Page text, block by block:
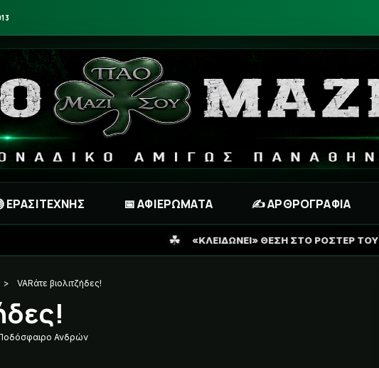
ΕΡΑΣΙΤΕΧΝΗΣ 📅 ΑΦΙΕΡΩΜΑΤΑ ✍️ ΑΡΘΡΟΓΡΑΦΙΑ
«ΚΛΕΙΔΩΝΕΙ» ΘΕΣΗ ΣΤΟ ΡΟΣΤΕΡ ΤΟΥ ΠΑΝΑΘΗΝΑΪΚΟΥ Ο
> VARάτε βιολιτζήδες!
Ανδρών